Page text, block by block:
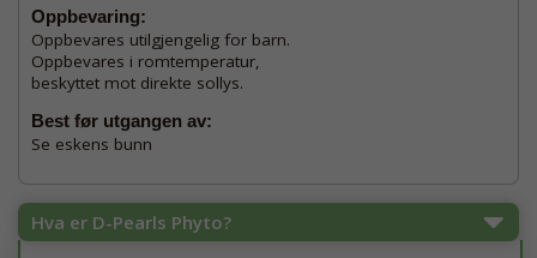
Oppbevaring:
Oppbevares utilgjengelig for barn.
Oppbevares i romtemperatur,
beskyttet mot direkte sollys.
Best før utgangen av:
Se eskens bunn
Hva er D-Pearls Phyto?